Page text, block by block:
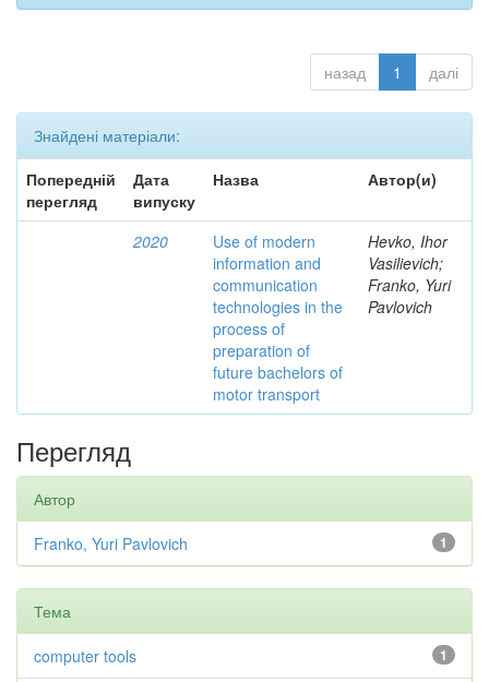
назад 1 далі
Знайдені матеріали:
Попередній
перегляд
Дата
випуску
Назва Автор(и)
2020
Use of modern
information and
communication
technologies in the
process of
preparation of
future bachelors of
motor transport
Hevko, Ihor
Vasilievich;
Franko, Yuri
Pavlovich
Перегляд
Автор
1
Franko, Yuri Pavlovich
Тема
1
computer tools